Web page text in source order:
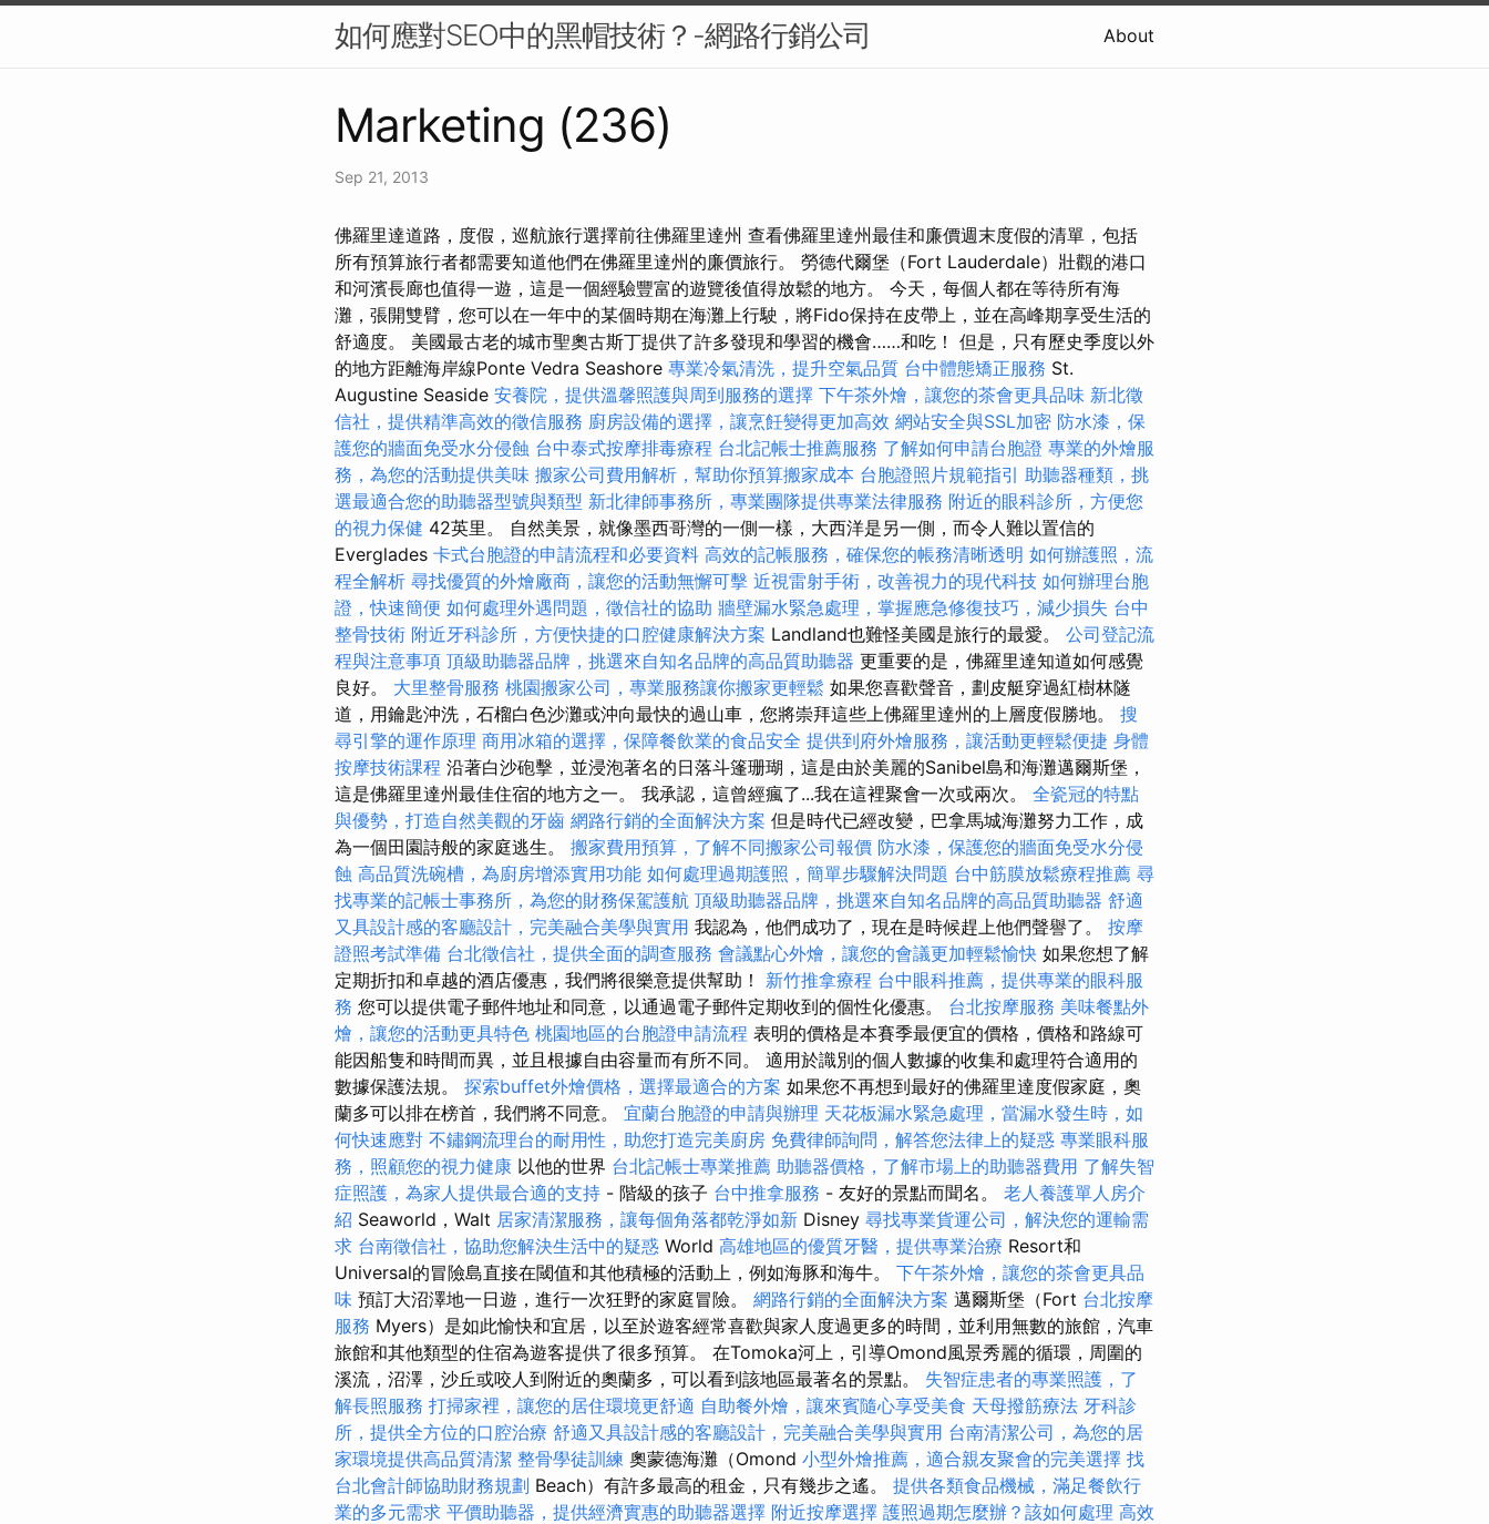
如何應對SEO中的黑帽技術？-網路行銷公司 About
Marketing (236)
Sep 21, 2013
佛羅里達道路，度假，巡航旅行選擇前往佛羅里達州 查看佛羅里達州最佳和廉價週末度假的清單，包括
所有預算旅行者都需要知道他們在佛羅里達州的廉價旅行。 勞德代爾堡（Fort Lauderdale）壯觀的港口
和河濱長廊也值得一遊，這是一個經驗豐富的遊覽後值得放鬆的地方。 今天，每個人都在等待所有海
灘，張開雙臂，您可以在一年中的某個時期在海灘上行駛，將Fido保持在皮帶上，並在高峰期享受生活的
舒適度。 美國最古老的城市聖奧古斯丁提供了許多發現和學習的機會……和吃！ 但是，只有歷史季度以外
的地方距離海岸線Ponte Vedra Seashore 專業冷氣清洗，提升空氣品質 台中體態矯正服務 St.
Augustine Seaside 安養院，提供溫馨照護與周到服務的選擇 下午茶外燴，讓您的茶會更具品味 新北徵
信社，提供精準高效的徵信服務 廚房設備的選擇，讓烹飪變得更加高效 網站安全與SSL加密 防水漆，保
護您的牆面免受水分侵蝕 台中泰式按摩排毒療程 台北記帳士推薦服務 了解如何申請台胞證 專業的外燴服
務，為您的活動提供美味 搬家公司費用解析，幫助你預算搬家成本 台胞證照片規範指引 助聽器種類，挑
選最適合您的助聽器型號與類型 新北律師事務所，專業團隊提供專業法律服務 附近的眼科診所，方便您
的視力保健 42英里。 自然美景，就像墨西哥灣的一側一樣，大西洋是另一側，而令人難以置信的
Everglades 卡式台胞證的申請流程和必要資料 高效的記帳服務，確保您的帳務清晰透明 如何辦護照，流
程全解析 尋找優質的外燴廠商，讓您的活動無懈可擊 近視雷射手術，改善視力的現代科技 如何辦理台胞
證，快速簡便 如何處理外遇問題，徵信社的協助 牆壁漏水緊急處理，掌握應急修復技巧，減少損失 台中
整骨技術 附近牙科診所，方便快捷的口腔健康解決方案 Landland也難怪美國是旅行的最愛。 公司登記流
程與注意事項 頂級助聽器品牌，挑選來自知名品牌的高品質助聽器 更重要的是，佛羅里達知道如何感覺
良好。 大里整骨服務 桃園搬家公司，專業服務讓你搬家更輕鬆 如果您喜歡聲音，劃皮艇穿過紅樹林隧
道，用鑰匙沖洗，石榴白色沙灘或沖向最快的過山車，您將崇拜這些上佛羅里達州的上層度假勝地。 搜
尋引擎的運作原理 商用冰箱的選擇，保障餐飲業的食品安全 提供到府外燴服務，讓活動更輕鬆便捷 身體
按摩技術課程 沿著白沙砲擊，並浸泡著名的日落斗篷珊瑚，這是由於美麗的Sanibel島和海灘邁爾斯堡，
這是佛羅里達州最佳住宿的地方之一。 我承認，這曾經瘋了...我在這裡聚會一次或兩次。 全瓷冠的特點
與優勢，打造自然美觀的牙齒 網路行銷的全面解決方案 但是時代已經改變，巴拿馬城海​​灘努力工作，成
為一個田園詩般的家庭逃生。 搬家費用預算，了解不同搬家公司報價 防水漆，保護您的牆面免受水分侵
蝕 高品質洗碗槽，為廚房增添實用功能 如何處理過期護照，簡單步驟解決問題 台中筋膜放鬆療程推薦 尋
找專業的記帳士事務所，為您的財務保駕護航 頂級助聽器品牌，挑選來自知名品牌的高品質助聽器 舒適
又具設計感的客廳設計，完美融合美學與實用 我認為，他們成功了，現在是時候趕上他們聲譽了。 按摩
證照考試準備 台北徵信社，提供全面的調查服務 會議點心外燴，讓您的會議更加輕鬆愉快 如果您想了解
定期折扣和卓越的酒店優惠，我們將很樂意提供幫助！ 新竹推拿療程 台中眼科推薦，提供專業的眼科服
務 您可以提供電子郵件地址和同意，以通過電子郵件定期收到的個性化優惠。 台北按摩服務 美味餐點外
燴，讓您的活動更具特色 桃園地區的台胞證申請流程 表明的價格是本賽季最便宜的價格，價格和路線可
能因船隻和時間而異，並且根據自由容量而有所不同。 適用於識別的個人數據的收集和處理符合適用的
數據保護法規。 探索buffet外燴價格，選擇最適合的方案 如果您不再想到最好的佛羅里達度假家庭，奧
蘭多可以排在榜首，我們將不同意。 宜蘭台胞證的申請與辦理 天花板漏水緊急處理，當漏水發生時，如
何快速應對 不鏽鋼流理台的耐用性，助您打造完美廚房 免費律師詢問，解答您法律上的疑惑 專業眼科服
務，照顧您的視力健康 以他的世界 台北記帳士專業推薦 助聽器價格，了解市場上的助聽器費用 了解失智
症照護，為家人提供最合適的支持 - 階級的孩子 台中推拿服務 - 友好的景點而聞名。 老人養護單人房介
紹 Seaworld，Walt 居家清潔服務，讓每個角落都乾淨如新 Disney 尋找專業貨運公司，解決您的運輸需
求 台南徵信社，協助您解決生活中的疑惑 World 高雄地區的優質牙醫，提供專業治療 Resort和
Universal的冒險島直接在閾值和其他積極的活動上，例如海豚和海牛。 下午茶外燴，讓您的茶會更具品
味 預訂大沼澤地一日遊，進行一次狂野的家庭冒險。 網路行銷的全面解決方案 邁爾斯堡（Fort 台北按摩
服務 Myers）是如此愉快和宜居，以至於遊客經常喜歡與家人度過更多的時間，並利用無數的旅館，汽車
旅館和其他類型的住宿為遊客提供了很多預算。 在Tomoka河上，引導Omond風景秀麗的循環，周圍的
溪流，沼澤，沙丘或咬人到附近的奧蘭多，可以看到該地區最著名的景點。 失智症患者的專業照護，了
解長照服務 打掃家裡，讓您的居住環境更舒適 自助餐外燴，讓來賓隨心享受美食 天母撥筋療法 牙科診
所，提供全方位的口腔治療 舒適又具設計感的客廳設計，完美融合美學與實用 台南清潔公司，為您的居
家環境提供高品質清潔 整骨學徒訓練 奧蒙德海灘（Omond 小型外燴推薦，適合親友聚會的完美選擇 找
台北會計師協助財務規劃 Beach）有許多最高的租金，只有幾步之遙。 提供各類食品機械，滿足餐飲行
業的多元需求 平價助聽器，提供經濟實惠的助聽器選擇 附近按摩選擇 護照過期怎麼辦？該如何處理 高效